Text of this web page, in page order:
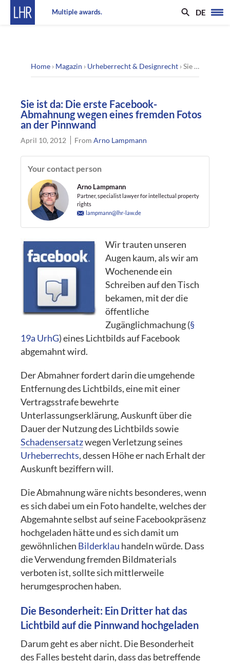
Multiple awards. DE
Home › Magazin › Urheberrecht & Designrecht ›Sie ist da: Die erste Facebook-Abmahnung wegen eines fremden Fotos an der Pinnwand
Sie ist da: Die erste Facebook-
Abmahnung wegen eines fremden Fotos
an der Pinnwand
April 10, 2012 FromArno Lampmann
Your contact person
Arno Lampmann
Partner, specialist lawyer for intellectual property
rights
lampmann@lhr-law.de
Wir trauten unseren
Augen kaum, als wir am
Wochenende ein
Schreiben auf den Tisch
bekamen, mit der die
öffentliche
Zugänglichmachung (§
19a UrhG) eines Lichtbilds auf Facebook
abgemahnt wird.
Der Abmahner fordert darin die umgehende
Entfernung des Lichtbilds, eine mit einer
Vertragsstrafe bewehrte
Unterlassungserklärung, Auskunft über die
Dauer der Nutzung des Lichtbilds sowie
Schadensersatzwegen Verletzung seines
Urheberrechts, dessen Höhe er nach Erhalt der
Auskunft beziffern will.
Die Abmahnung wäre nichts besonderes, wenn
es sich dabei um ein Foto handelte, welches der
Abgemahnte selbst auf seine Facebookpräsenz
hochgeladen hätte und es sich damit um
gewöhnlichen Bilderklau handeln würde. Dass
die Verwendung fremden Bildmaterials
verboten ist, sollte sich mittlerweile
herumgesprochen haben.
Die Besonderheit: Ein Dritter hat das
Lichtbild auf die Pinnwand hochgeladen
Darum geht es aber nicht. Die Besonderheit
des Falles besteht darin, dass das betreffende